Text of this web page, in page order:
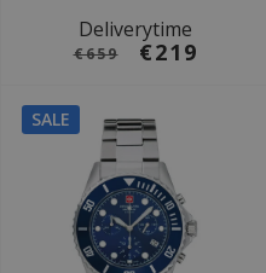
Deliverytime
€659 €219
SALE